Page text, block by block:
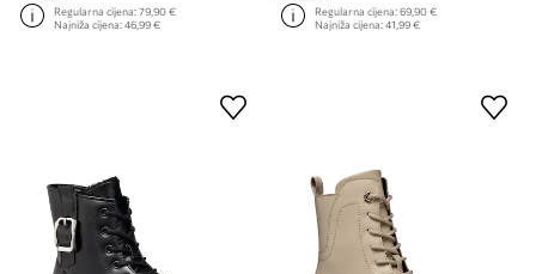
Regularna cijena:79,90 €
Najniža cijena:46,99 €
Regularna cijena:69,90 €
Najniža cijena:41,99 €